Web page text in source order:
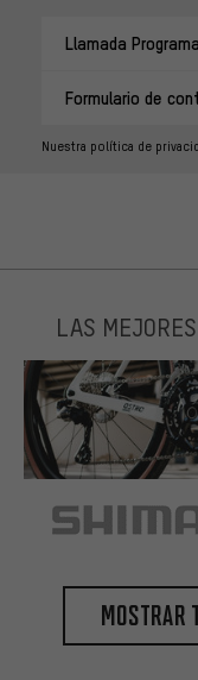
Llamada
Formulario de
Nuestra política de
LAS
Mostrar